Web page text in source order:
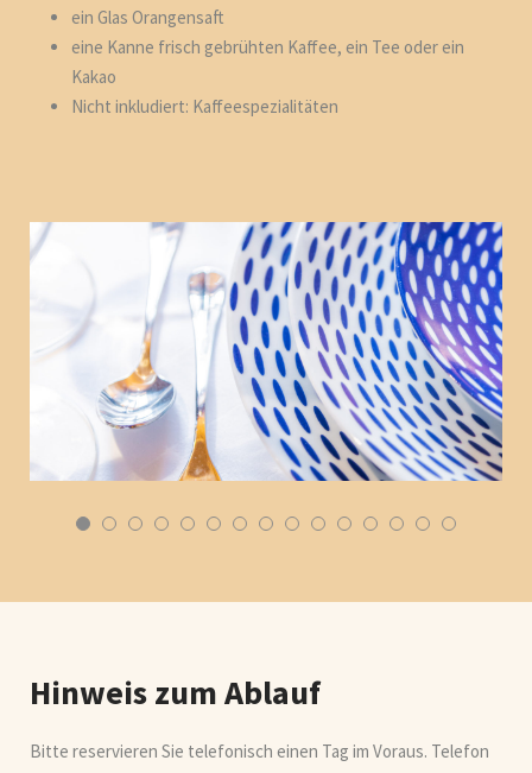
ein Glas Orangensaft
eine Kanne frisch gebrühten Kaffee, ein Tee oder ein
Kakao
Nicht inkludiert: Kaffeespezialitäten
Hinweis zum Ablauf
Bitte reservieren Sie telefonisch einen Tag im Voraus. Telefon